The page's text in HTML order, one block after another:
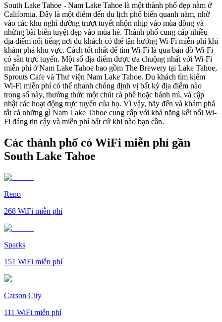
South Lake Tahoe - Nam Lake Tahoe là một thành phố đẹp nằm ở
California. Đây là một điểm đến du lịch phổ biến quanh năm, nhờ
vào các khu nghỉ dưỡng trượt tuyết nhộn nhịp vào mùa đông và
những bãi biển tuyệt đẹp vào mùa hè. Thành phố cung cấp nhiều
địa điểm nổi tiếng nơi du khách có thể tận hưởng Wi-Fi miễn phí khi
khám phá khu vực. Cách tốt nhất để tìm Wi-Fi là qua bản đồ Wi-Fi
có sẵn trực tuyến. Một số địa điểm được ưa chuộng nhất với Wi-Fi
miễn phí ở Nam Lake Tahoe bao gồm The Brewery tại Lake Tahoe,
Sprouts Cafe và Thư viện Nam Lake Tahoe. Du khách tìm kiếm
Wi-Fi miễn phí có thể nhanh chóng định vị bất kỳ địa điểm nào
trong số này, thưởng thức một chút cà phê hoặc bánh mì, và cập
nhật các hoạt động trực tuyến của họ. Vì vậy, hãy đến và khám phá
tất cả những gì Nam Lake Tahoe cung cấp với khả năng kết nối Wi-
Fi đáng tin cậy và miễn phí bất cứ khi nào bạn cần.
Các thành phố có WiFi miễn phí gần
South Lake Tahoe
Reno
268 WiFi miễn phí
Sparks
151 WiFi miễn phí
Carson City
111 WiFi miễn phí